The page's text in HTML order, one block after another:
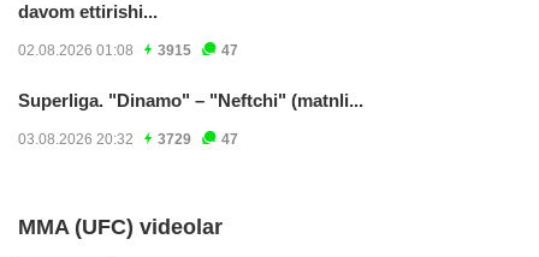
davom ettirishi...
02.08.2026 01:08 3915 47
Superliga. "Dinamo" – "Neftchi" (matnli...
03.08.2026 20:32 3729 47
MMA (UFC) videolar